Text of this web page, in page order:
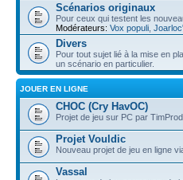
Scénarios originaux
Pour ceux qui testent les
Modérateurs: Vox populi
Divers
Pour tout sujet lié à la mise en
un scénario en particulier.
JOUER EN LIGNE
CHOC (Cry HavOC)
Projet de jeu sur PC par TimProd
Projet Vouldic
Nouveau projet de jeu en ligne
Vassal